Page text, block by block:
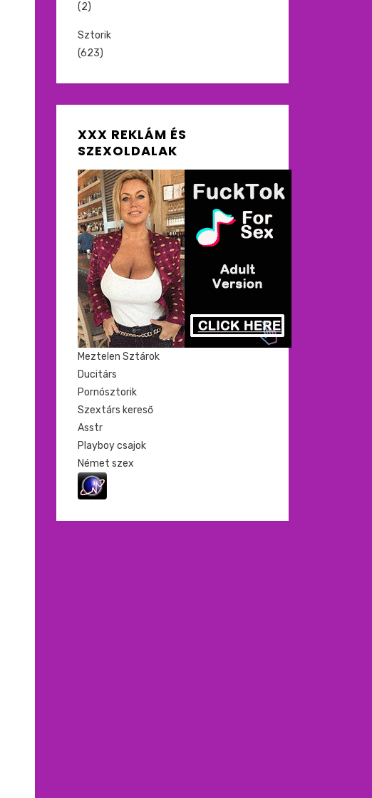
(2)
Sztorik
(623)
XXX REKLÁM ÉS
SZEXOLDALAK
Meztelen Sztárok
Ducitárs
Pornósztorik
Szextárs kereső
Asstr
Playboy csajok
Német szex